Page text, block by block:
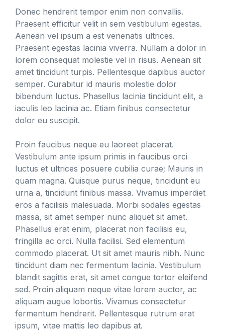
Donec hendrerit tempor enim non convallis.
Praesent efficitur velit in sem vestibulum egestas.
Aenean vel ipsum a est venenatis ultrices.
Praesent egestas lacinia viverra. Nullam a dolor in
lorem consequat molestie vel in risus. Aenean sit
amet tincidunt turpis. Pellentesque dapibus auctor
semper. Curabitur id mauris molestie dolor
bibendum luctus. Phasellus lacinia tincidunt elit, a
iaculis leo lacinia ac. Etiam finibus consectetur
dolor eu suscipit.
Proin faucibus neque eu laoreet placerat.
Vestibulum ante ipsum primis in faucibus orci
luctus et ultrices posuere cubilia curae; Mauris in
quam magna. Quisque purus neque, tincidunt eu
urna a, tincidunt finibus massa. Vivamus imperdiet
eros a facilisis malesuada. Morbi sodales egestas
massa, sit amet semper nunc aliquet sit amet.
Phasellus erat enim, placerat non facilisis eu,
fringilla ac orci. Nulla facilisi. Sed elementum
commodo placerat. Ut sit amet mauris nibh. Nunc
tincidunt diam nec fermentum lacinia. Vestibulum
blandit sagittis erat, sit amet congue tortor eleifend
sed. Proin aliquam neque vitae lorem auctor, ac
aliquam augue lobortis. Vivamus consectetur
fermentum hendrerit. Pellentesque rutrum erat
ipsum, vitae mattis leo dapibus at.